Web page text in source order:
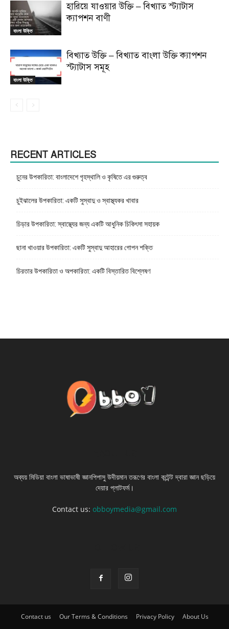
বাংলা উক্তি
হারিয়ে যাওয়ার উক্তি – বিখ্যাত স্ট্যাটাস
ক্যাপশন বাণী
বাংলা উক্তি
বিখ্যাত উক্তি – বিখ্যাত বাংলা উক্তি ক্যাপশন
স্ট্যাটাস সমূহ
RECENT ARTICLES
চুনের উপকারিতা: বাংলাদেশে গৃহস্থালি ও কৃষিতে এর গুরুত্ব
চুইঝালের উপকারিতা: একটি সুস্বাদু ও স্বাস্থ্যকর খাবার
চিড়ার উপকারিতা: স্বাস্থ্যের জন্য একটি আধুনিক চিকিৎসা সহায়ক
ছানা খাওয়ার উপকারিতা: একটি সুস্বাদু আহারের গোপন শক্তি
চিরতার উপকারিতা ও অপকারিতা: একটি বিস্তারিত বিশ্লেষণ
অব্যয় মিডিয়া বাংলা ভাষাভাষী জ্ঞানপিপাসু উদীয়মান তরূণের বাংলা কন্টেন্ট দ্বারা জ্ঞান ছড়িয়ে
দেয়ার প্লাটফর্ম।
Contact us: obboymedia@gmail.com
Contact us Our Terms & Conditions Privacy Policy About Us